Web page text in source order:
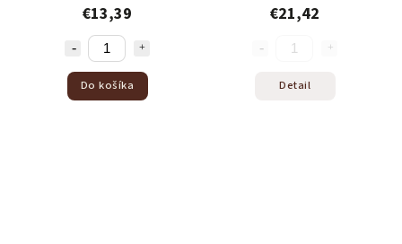
€13,39
Do košíka
€21,42
Detail